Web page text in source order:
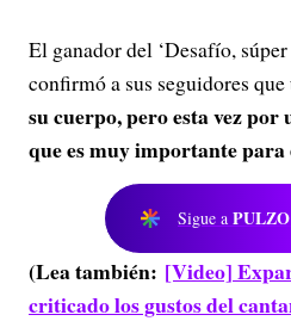
El ganador del ‘Desafío,
confirmó a sus seguidores que
su cuerpo, pero esta vez
que es muy importante para
Sigue a PULZO
(Lea también: [Video]
criticado los gustos del